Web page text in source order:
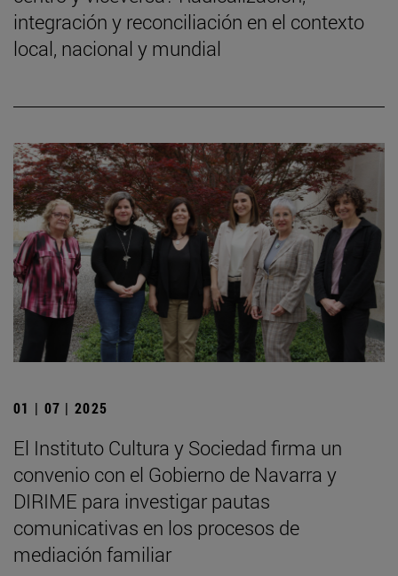
integración y reconciliación en el contexto
local, nacional y mundial
01 | 07 | 2025
El Instituto Cultura y Sociedad firma un
convenio con el Gobierno de Navarra y
DIRIME para investigar pautas
comunicativas en los procesos de
mediación familiar